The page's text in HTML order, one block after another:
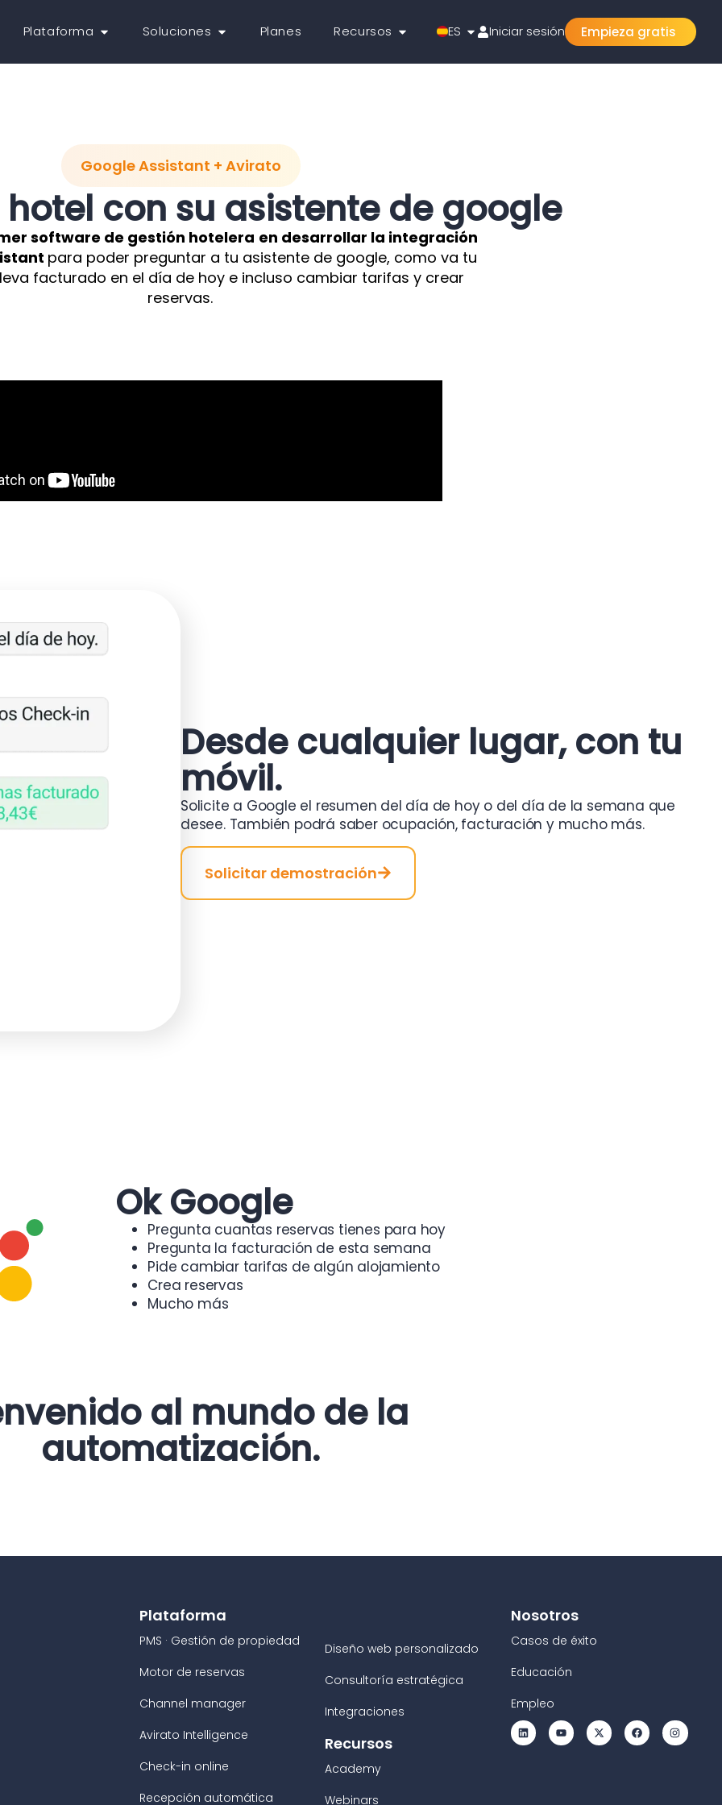
Plataforma Soluciones Planes Recursos ES Iniciar sesión Empieza gratis
Google Assistant + Avirato
con su asistente de google
software de gestión hotelera en desarrollar la integración
para poder preguntar a tu asistente de google, como va tu
facturado en el día de hoy e incluso cambiar tarifas y crear
reservas.
Desde cualquier lugar, con tu
móvil.
Solicite a Google el resumen del día de hoy o del día de la semana que
desee. También podrá saber ocupación, facturación y mucho más.
Solicitar demostración
Ok Google
Pregunta cuantas reservas tienes para hoy
Pregunta la facturación de esta semana
Pide cambiar tarifas de algún alojamiento
Crea reservas
Mucho más
al mundo de la
automatización.
Plataforma
PMS · Gestión de propiedad
Motor de reservas
Channel manager
Avirato Intelligence
Check-in online
Recepción automática
Diseño web personalizado
Consultoría estratégica
Integraciones
Recursos
Academy
Webinars
Nosotros
Casos de éxito
Educación
Empleo